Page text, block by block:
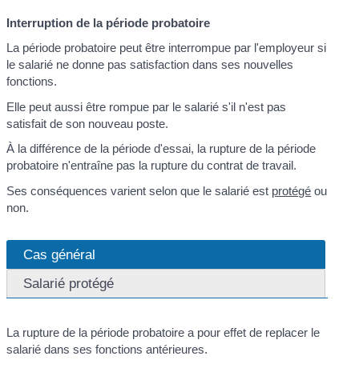
Interruption de la période probatoire
La période probatoire peut être interrompue par l'employeur si
le salarié ne donne pas satisfaction dans ses nouvelles
fonctions.
Elle peut aussi être rompue par le salarié s'il n'est pas
satisfait de son nouveau poste.
À la différence de la période d'essai, la rupture de la période
probatoire n'entraîne pas la rupture du contrat de travail.
Ses conséquences varient selon que le salarié est protégé ou
non.
Cas général
Salarié protégé
La rupture de la période probatoire a pour effet de replacer le
salarié dans ses fonctions antérieures.